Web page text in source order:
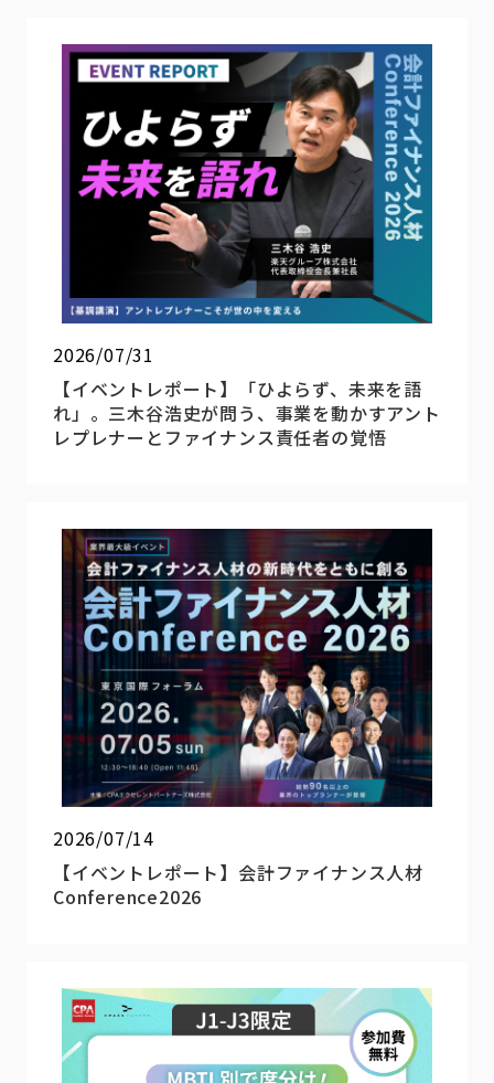
2026/07/31
【イベントレポート】「ひよらず、未来を語
れ」。三木谷浩史が問う、事業を動かすアント
レプレナーとファイナンス責任者の覚悟
2026/07/14
【イベントレポート】会計ファイナンス人材
Conference2026